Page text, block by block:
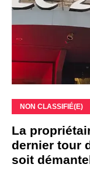
NON CLASSIFIÉ(E)
La
dernier tour
soit